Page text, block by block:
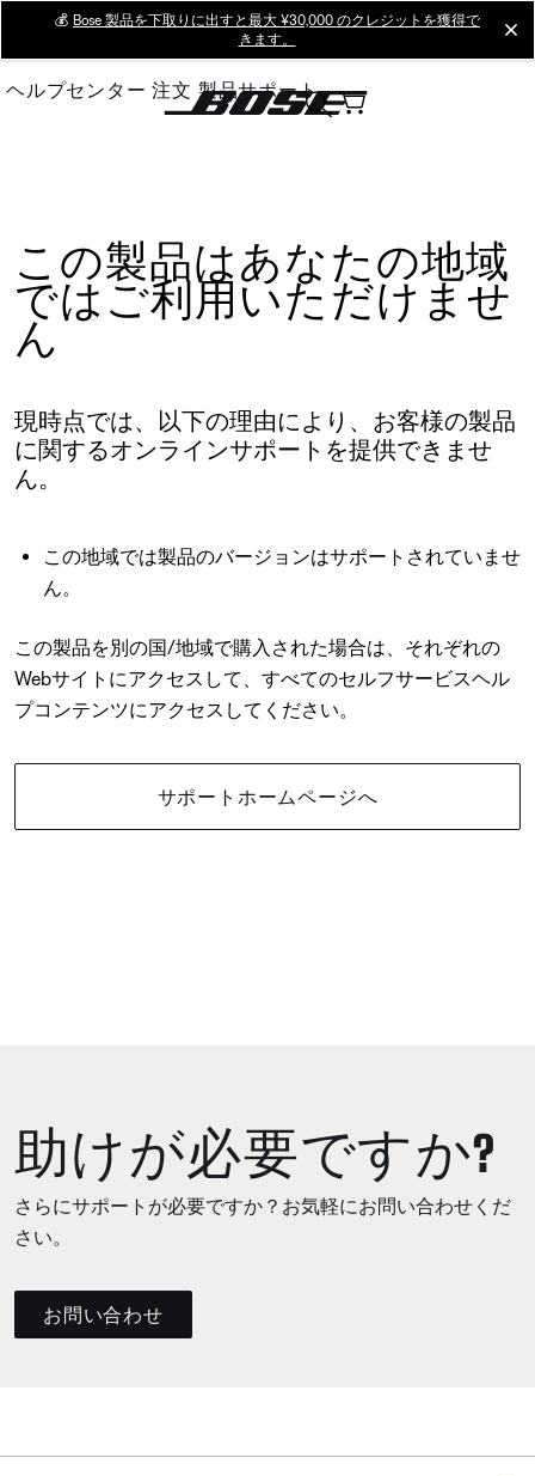
Main
💰 Bose 製品を下取りに出すと最大 ¥30,000 のクレジットを獲得で
きます。
ヘルプセンター 注文 製品サポート
この製品はあなたの地域
ではご利用いただけませ
ん
現時点では、以下の理由により、お客様の製品
に関するオンラインサポートを提供できませ
ん。
この地域では製品のバージョンはサポートされていませ
ん。
この製品を別の国/地域で購入された場合は、それぞれの
Webサイトにアクセスして、すべてのセルフサービスヘル
プコンテンツにアクセスしてください。
サポートホームページへ
助けが必要ですか?
さらにサポートが必要ですか？お気軽にお問い合わせくだ
さい。
お問い合わせ